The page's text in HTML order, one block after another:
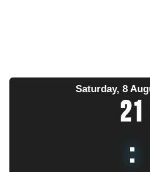
Saturday, 8
21
: